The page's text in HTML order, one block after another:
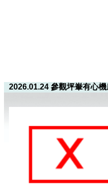
2026.01.24 參觀坪輋有心